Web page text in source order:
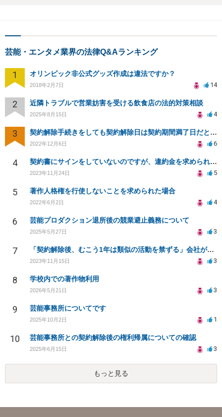
芸能・エンタメ業界の法律Q&Aランキング
1 オリンピック非公式グッズ作成は違法ですか？
2018年2月7日 14
2 近隣トラブルで営業妨害を受ける飲食店の法的対策相談
2025年8月15日 4
3 契約解除手続きをしても契約解除日は契約期間満了日だと言われました。
2022年12月6日 6
4 契約書にサインをしていないのですが、違約金を求められる。
2023年11月24日 5
5 著作人格権を行使しないことを求められた場合
2022年6月2日 4
6 芸能プロダクション退所後の競業避止義務について
2025年5月27日 3
7 「契約解除後、むこう1年は類似の活動を禁ずる」会社が倒産した場合でも施行されますか？
2023年11月15日 3
8 学校内での著作物利用
2026年5月21日 3
9 芸能事務所についてです
2025年10月2日 1
10 芸能事務所との契約解除後の権利帰属についての確認
2025年6月15日 3
もっと見る